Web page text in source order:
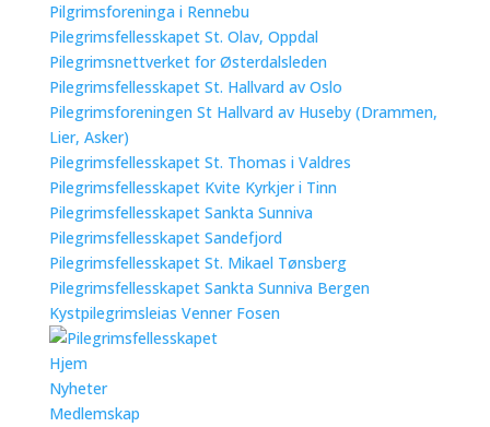
Pilgrimsforeninga i Rennebu
Pilegrimsfellesskapet St. Olav, Oppdal
Pilegrimsnettverket for Østerdalsleden
Pilegrimsfellesskapet St. Hallvard av Oslo
Pilegrimsforeningen St Hallvard av Huseby (Drammen,
Lier, Asker)
Pilegrimsfellesskapet St. Thomas i Valdres
Pilegrimsfellesskapet Kvite Kyrkjer i Tinn
Pilegrimsfellesskapet Sankta Sunniva
Pilegrimsfellesskapet Sandefjord
Pilegrimsfellesskapet St. Mikael Tønsberg
Pilegrimsfellesskapet Sankta Sunniva Bergen
Kystpilegrimsleias Venner Fosen
Hjem
Nyheter
Medlemskap